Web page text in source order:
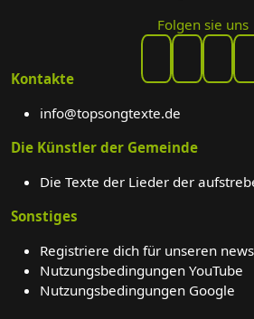
Folgen sie uns
Kontakte
info@topsongtexte.de
Die Künstler der Gemeinde
Die Texte der Lieder der
Sonstiges
Registriere dich für unseren
Nutzungsbedingungen YouTube
Nutzungsbedingungen Google